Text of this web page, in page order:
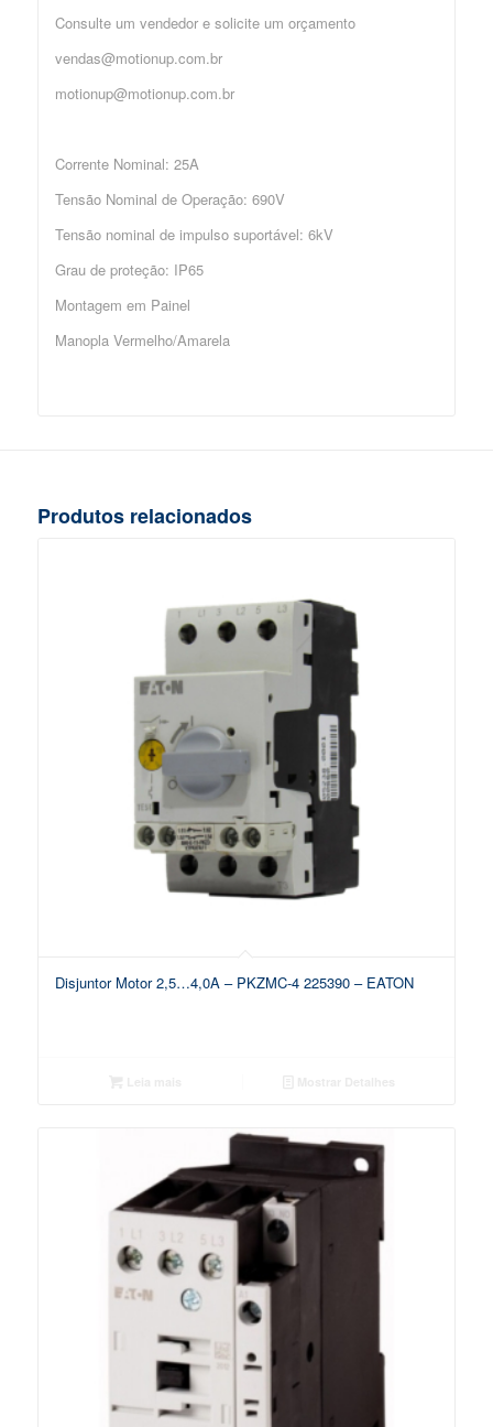
Consulte um vendedor e solicite um orçamento
vendas@motionup.com.br
motionup@motionup.com.br
Corrente Nominal: 25A
Tensão Nominal de Operação: 690V
Tensão nominal de impulso suportável: 6kV
Grau de proteção: IP65
Montagem em Painel
Manopla Vermelho/Amarela
Produtos relacionados
Disjuntor Motor 2,5…4,0A – PKZMC-4 225390 – EATON